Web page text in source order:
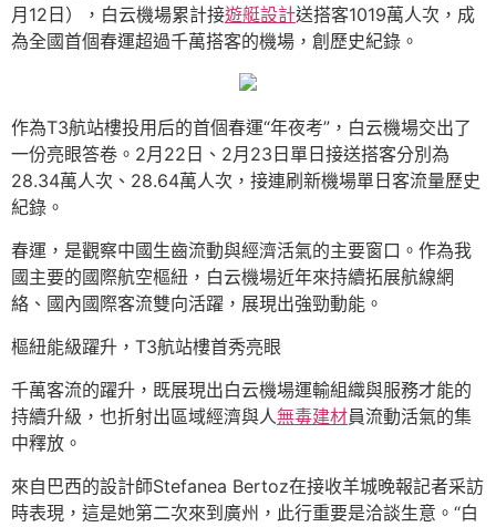
月12日），白云機場累計接遊艇設計送搭客1019萬人次，成
為全國首個春運超過千萬搭客的機場，創歷史紀錄。
作為T3航站樓投用后的首個春運“年夜考”，白云機場交出了
一份亮眼答卷。2月22日、2月23日單日接送搭客分別為
28.34萬人次、28.64萬人次，接連刷新機場單日客流量歷史
紀錄。
春運，是觀察中國生齒流動與經濟活氣的主要窗口。作為我
國主要的國際航空樞紐，白云機場近年來持續拓展航線網
絡、國內國際客流雙向活躍，展現出強勁動能。
樞紐能級躍升，T3航站樓首秀亮眼
千萬客流的躍升，既展現出白云機場運輸組織與服務才能的
持續升級，也折射出區域經濟與人無毒建材員流動活氣的集
中釋放。
來自巴西的設計師Stefanea Bertoz在接收羊城晚報記者采訪
時表現，這是她第二次來到廣州，此行重要是洽談生意。“白